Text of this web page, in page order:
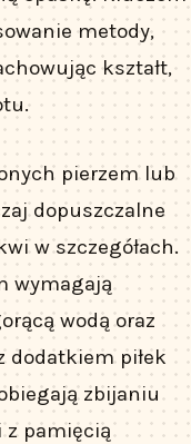
metody,
kształt,
pierzem lub
dopuszczalne
w szczegółach.
wymagają
wodą oraz
dodatkiem piłek
zbijaniu
z pamięcią